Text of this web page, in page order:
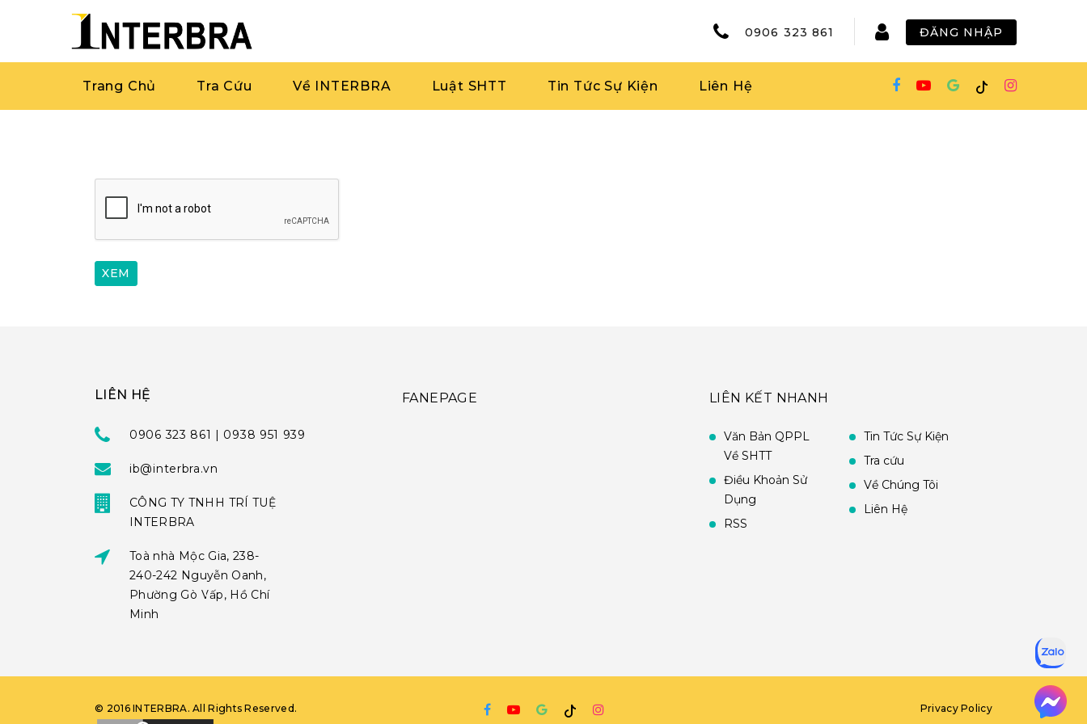
0906 323 861 ĐĂNG NHẬP
Trang Chủ Tra Cứu Về INTERBRA Luật SHTT Tin Tức Sự Kiện Liên Hệ
LIÊN HỆ
0906 323 861 | 0938 951 939
ib@interbra.vn
CÔNG TY TNHH TRÍ TUỆ
INTERBRA
Toà nhà Mộc Gia, 238-
240-242 Nguyễn Oanh,
Phường Gò Vấp, Hồ Chí
Minh
FANEPAGE LIÊN KẾT NHANH
Văn Bản QPPL
Về SHTT
Điều Khoản Sử
Dụng
RSS
Tin Tức Sự Kiện
Tra cứu
Về Chúng Tôi
Liên Hệ
© 2016 INTERBRA. All Rights Reserved. Privacy Policy